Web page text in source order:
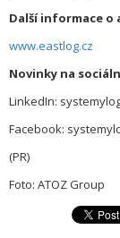
Další informace
www.eastlog.cz
Novinky na
LinkedIn:
Facebook:
(PR)
Foto: ATOZ Group